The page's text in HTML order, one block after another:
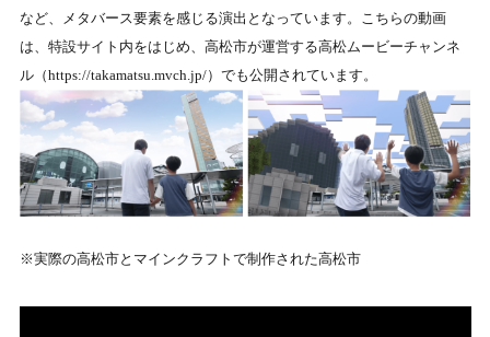
など、メタバース要素を感じる演出となっています。こちらの動画
は、特設サイト内をはじめ、高松市が運営する高松ムービーチャンネ
ル（https://takamatsu.mvch.jp/）でも公開されています。
※実際の高松市とマインクラフトで制作された高松市